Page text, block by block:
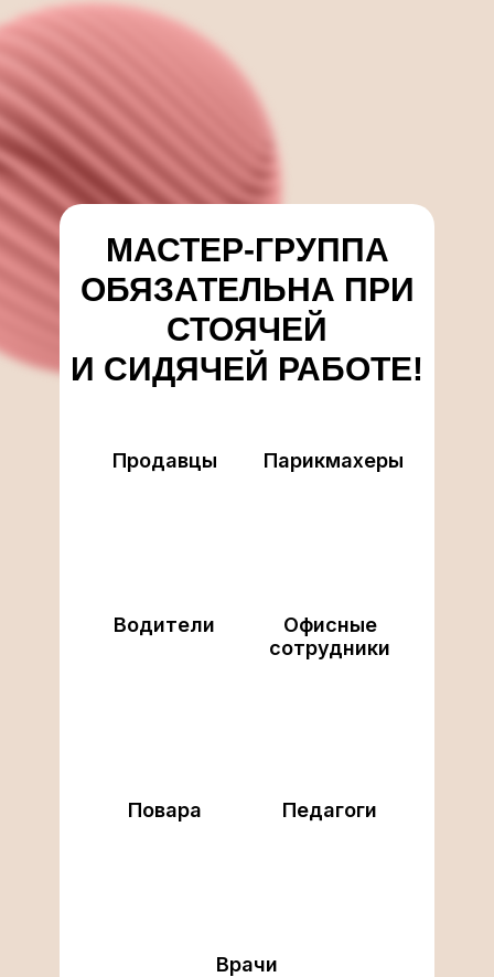
МАСТЕР-ГРУППА
ОБЯЗАТЕЛЬНА ПРИ
СТОЯЧЕЙ
И СИДЯЧЕЙ РАБОТЕ!
Продавцы Парикмахеры
Водители
Офисные
сотрудники
Повара Педагоги
Врачи